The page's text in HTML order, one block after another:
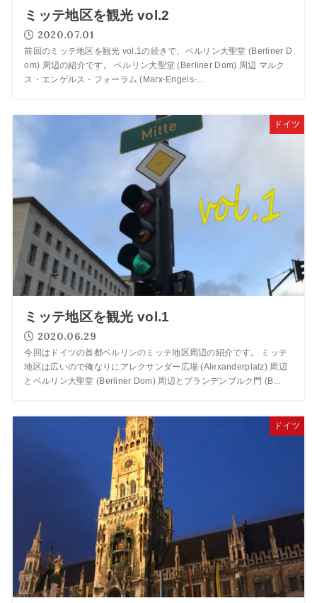
ミッテ地区を観光 vol.2
2020.07.01
前回のミッテ地区を観光 vol.1の続きで、ベルリン大聖堂 (Berliner D
om) 周辺の紹介です。 ベルリン大聖堂 (Berliner Dom) 周辺 マルク
ス・エンゲルス・フォーラム (Marx-Engels-...
ドイツ
ミッテ地区を観光 vol.1
2020.06.29
今回はドイツの首都ベルリンのミッテ地区周辺の紹介です。 ミッテ
地区は広いので俺なりにアレクサンダー広場 (Alexanderplatz) 周辺
とベルリン大聖堂 (Berliner Dom) 周辺とブランデンブルク門 (B...
ドイツ